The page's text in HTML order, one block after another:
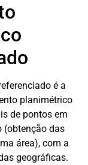
é a
planimétrico
de pontos em
(obtenção das
área), com a
geográficas.